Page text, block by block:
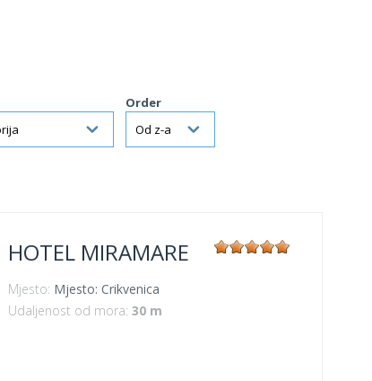
Order
HOTEL MIRAMARE
Mjesto: Mjesto: Crikvenica
Udaljenost od mora: 30 m